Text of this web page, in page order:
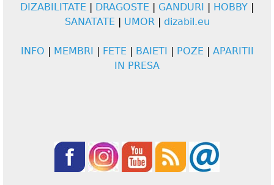
DIZABILITATE | DRAGOSTE | GANDURI | HOBBY |
SANATATE | UMOR| dizabil.eu
INFO | MEMBRI | FETE | BAIETI | POZE | APARITII
IN PRESA